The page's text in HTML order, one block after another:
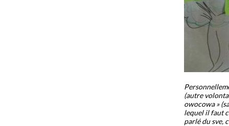
(autre
owocowa »
lequel il faut
parlé du sve,